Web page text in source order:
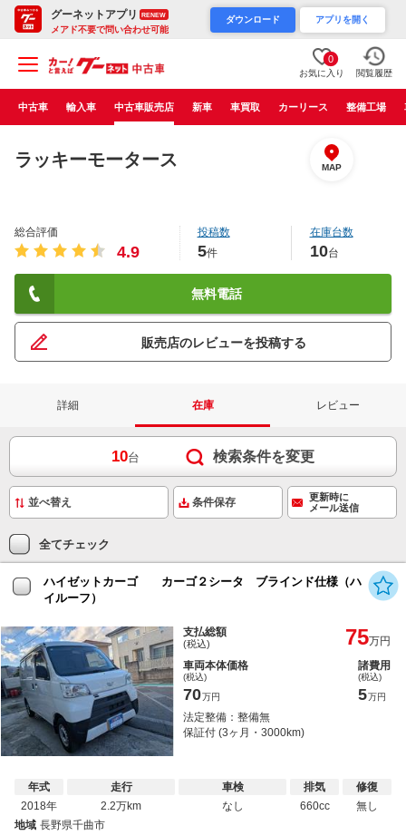
グーネットアプリ RENEW
メアド不要で問い合わせ可能
ダウンロード アプリを開く
0
お気に入り 閲覧履歴
中古車 輸入車 中古車販売店 新車 車買取 カーリース 整備工場
ラッキーモータース MAP
総合評価
4.9
投稿数
5件
在庫台数
10台
無料電話
販売店のレビューを投稿する
詳細 在庫 レビュー
10台 検索条件を変更
条件保存
更新時に
メール送信
全てチェック
ハイゼットカーゴ カーゴ２シータ ブラインド仕様（ハ
イルーフ）
支払総額
(税込) 75万円
車両本体価格
(税込)
70万円
諸費用
(税込)
5万円
法定整備：整備無
保証付 (3ヶ月・3000km)
年式
2018年
走行
2.2万km
車検
なし
排気
660cc
修復
無し
地域 長野県千曲市